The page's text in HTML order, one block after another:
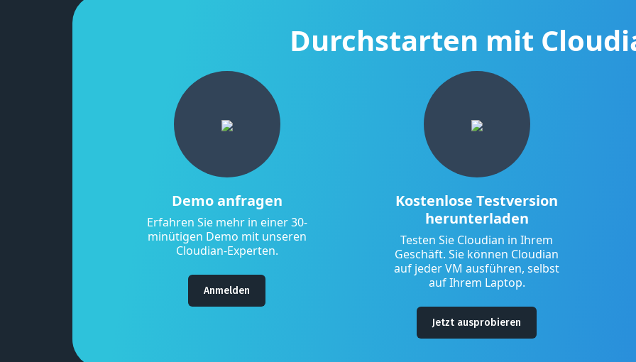
Durchstarten mit
Demo anfragen
Erfahren Sie mehr in einer 30-
minütigen Demo mit unseren
Cloudian-Experten.
Anmelden
Kostenlose Testversion
herunterladen
Testen Sie Cloudian in Ihrem
Geschäft. Sie können Cloudian
auf jeder VM ausführen, selbst
auf Ihrem Laptop.
Jetzt ausprobieren